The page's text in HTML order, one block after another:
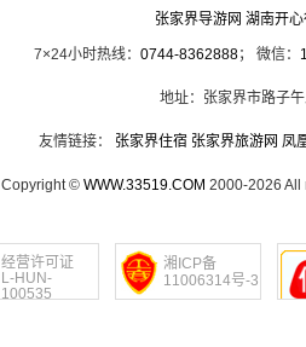
张家界导游网 湖南开
7×24小时热线： 0744-8362888； 微信：
地址：张家界市路子
友情链接： 张家界住宿 张家界旅游网 凤
Copyright © WWW.33519.COM 2000-2026 All
经营许可证
L-HUN-
100535
湘ICP备
11006314号-3